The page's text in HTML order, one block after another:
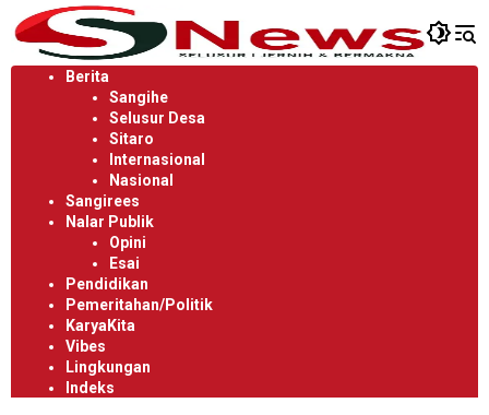
Langsung
ke
konten
Berita
Sangihe
Selusur Desa
Sitaro
Internasional
Nasional
Sangirees
Nalar Publik
Opini
Esai
Pendidikan
Pemeritahan/Politik
KaryaKita
Vibes
Lingkungan
Indeks